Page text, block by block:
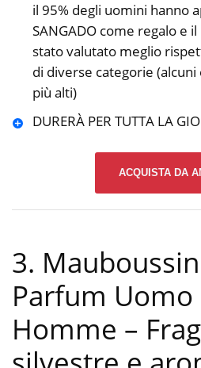
il 95% degli uomini hanno
SANGADO come regalo e
stato valutato meglio
di diverse categorie
più alti)
DURERÀ PER TUTTA LA
ACQUISTA DA
3.
Parfum Uomo
Homme –